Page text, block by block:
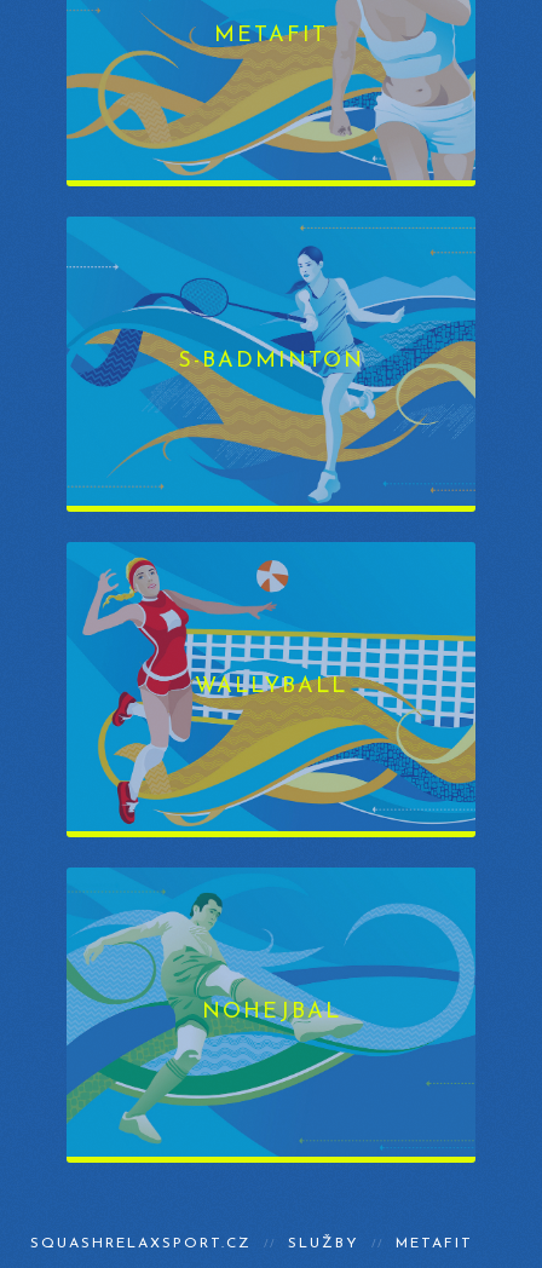
SQUASHRELAXSPORT.CZ SLUŽBY METAFIT
METAFIT
S-BADMINTON
WALLYBALL
NOHEJBAL